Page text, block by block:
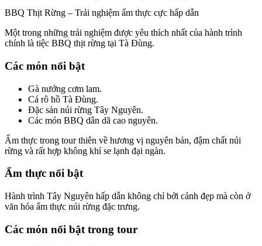
BBQ Thịt Rừng – Trải nghiệm ẩm thực cực hấp dẫn
Một trong những trải nghiệm được yêu thích nhất của hành trình
chính là tiệc BBQ thịt rừng tại Tà Đùng.
Các món nổi bật
Gà nướng cơm lam.
Cá rô hồ Tà Đùng.
Đặc sản núi rừng Tây Nguyên.
Các món BBQ dân dã cao nguyên.
Ẩm thực trong tour thiên về hương vị nguyên bản, đậm chất núi
rừng và rất hợp không khí se lạnh đại ngàn.
Ẩm thực nổi bật
Hành trình Tây Nguyên hấp dẫn không chỉ bởi cảnh đẹp mà còn ở
văn hóa ẩm thực núi rừng đặc trưng.
Các món nổi bật trong tour